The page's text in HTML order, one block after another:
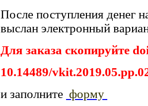
После поступления денег
выслан электронный
Для заказа скопируйте
10.14489/
и заполните форму